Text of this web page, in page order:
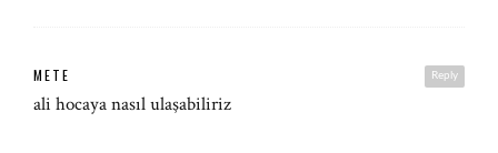
Reply
METE
ali hocaya nasıl ulaşabiliriz